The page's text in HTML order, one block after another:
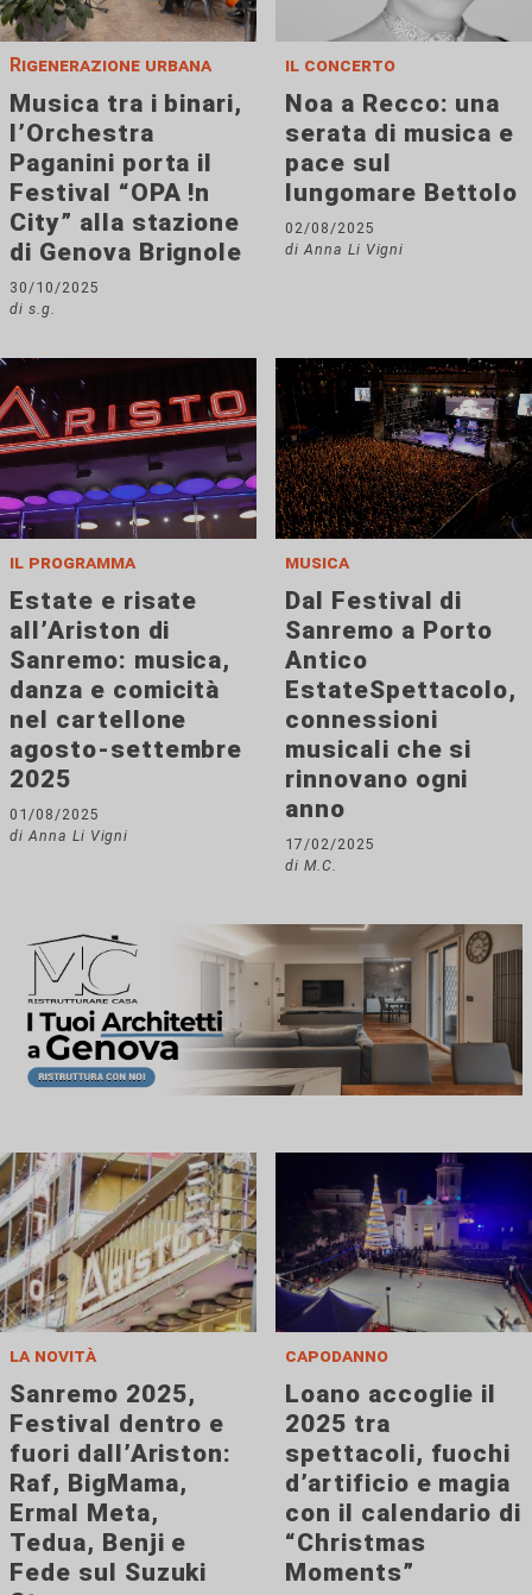
Rigenerazione urbana
Musica tra i binari,
l’Orchestra
Paganini porta il
Festival “OPA !n
City” alla stazione
di Genova Brignole
30/10/2025
di s.g.
il concerto
Noa a Recco: una
serata di musica e
pace sul
lungomare Bettolo
02/08/2025
di Anna Li Vigni
il programma
Estate e risate
all’Ariston di
Sanremo: musica,
danza e comicità
nel cartellone
agosto-settembre
2025
01/08/2025
di Anna Li Vigni
musica
Dal Festival di
Sanremo a Porto
Antico
EstateSpettacolo,
connessioni
musicali che si
rinnovano ogni
anno
17/02/2025
di M.C.
la novità
Sanremo 2025,
Festival dentro e
fuori dall’Ariston:
Raf, BigMama,
Ermal Meta,
Tedua, Benji e
Fede sul Suzuki
capodanno
Loano accoglie il
2025 tra
spettacoli, fuochi
d’artificio e magia
con il calendario di
“Christmas
Moments”